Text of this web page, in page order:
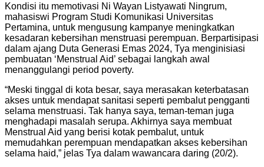
Kondisi itu memotivasi Ni Wayan Listyawati Ningrum,
mahasiswi Program Studi Komunikasi Universitas
Pertamina, untuk mengusung kampanye meningkatkan
kesadaran kebersihan menstruasi perempuan. Berpartisipasi
dalam ajang Duta Generasi Emas 2024, Tya menginisiasi
pembuatan ‘Menstrual Aid’ sebagai langkah awal
menanggulangi period poverty.
“Meski tinggal di kota besar, saya merasakan keterbatasan
akses untuk mendapat sanitasi seperti pembalut pengganti
selama menstruasi. Tak hanya saya, teman-teman juga
menghadapi masalah serupa. Akhirnya saya membuat
Menstrual Aid yang berisi kotak pembalut, untuk
memudahkan perempuan mendapatkan akses kebersihan
selama haid,” jelas Tya dalam wawancara daring (20/2).